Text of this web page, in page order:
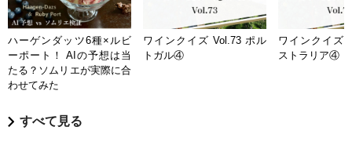
ハーゲンダッツ6種×ルビ
ーポート！ AIの予想は当
たる？ソムリエが実際に合
わせてみた
ワインクイズ Vol.73 ポル
トガル④
ワインクイズ
ストラリア④
すべて見る